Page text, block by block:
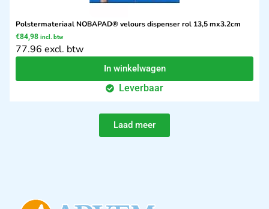
Polstermateriaal NOBAPAD® velours dispenser rol 13,5 mx3.2cm
€84,98 incl. btw
77.96 excl. btw
In winkelwagen
Leverbaar
Laad meer